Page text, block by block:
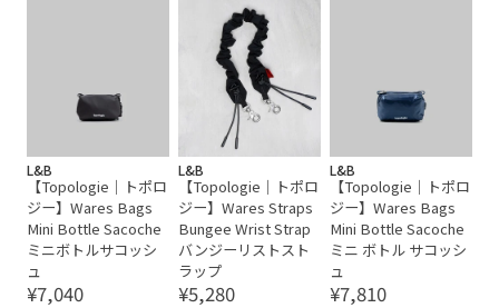
L&B
【Topologie｜トポロ
ジー】Wares Bags
Mini Bottle Sacoche
ミニボトルサコッシ
ュ
¥7,040
L&B
【Topologie｜トポロ
ジー】Wares Straps
Bungee Wrist Strap
バンジーリストスト
ラップ
¥5,280
L&B
【Topologie｜トポロ
ジー】Wares Bags
Mini Bottle Sacoche
ミニ ボトル サコッシ
ュ
¥7,810